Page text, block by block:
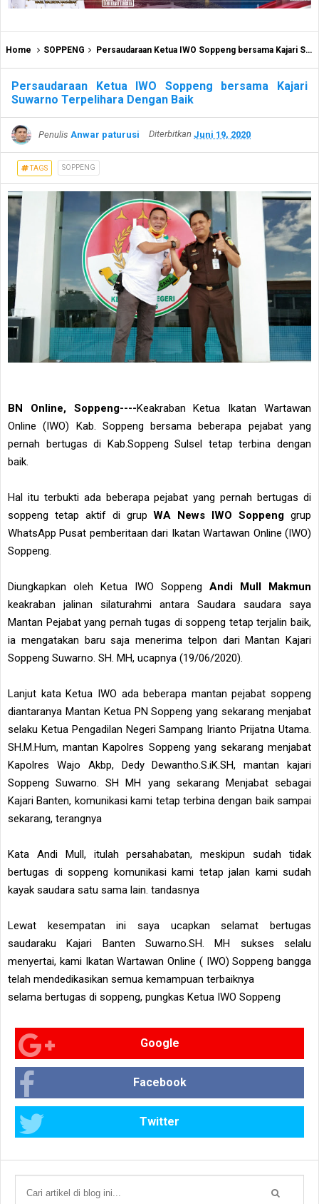
Home SOPPENG Persaudaraan Ketua IWO Soppeng bersama Kajari Suwarno Terpelihara Dengan Baik
Persaudaraan Ketua IWO Soppeng bersama Kajari
Suwarno Terpelihara Dengan Baik
Penulis Anwar paturusi Diterbitkan Juni 19, 2020
TAGS SOPPENG
BN Online, Soppeng----Keakraban Ketua Ikatan Wartawan
Online (IWO) Kab. Soppeng bersama beberapa pejabat yang
pernah bertugas di Kab.Soppeng Sulsel tetap terbina dengan
baik.
Hal itu terbukti ada beberapa pejabat yang pernah bertugas di
soppeng tetap aktif di grup WA News IWO Soppenggrup
WhatsApp Pusat pemberitaan dari Ikatan Wartawan Online (IWO)
Soppeng.
Diungkapkan oleh Ketua IWO Soppeng Andi Mull Makmun
keakraban jalinan silaturahmi antara Saudara saudara saya
Mantan Pejabat yang pernah tugas di soppeng tetap terjalin baik,
ia mengatakan baru saja menerima telpon dari Mantan Kajari
Soppeng Suwarno. SH. MH, ucapnya (19/06/2020).
Lanjut kata Ketua IWO ada beberapa mantan pejabat soppeng
diantaranya Mantan Ketua PN Soppeng yang sekarang menjabat
selaku Ketua Pengadilan Negeri Sampang Irianto Prijatna Utama.
SH.M.Hum, mantan Kapolres Soppeng yang sekarang menjabat
Kapolres Wajo Akbp, Dedy Dewantho.S.iK.SH, mantan kajari
Soppeng Suwarno. SH MH yang sekarang Menjabat sebagai
Kajari Banten, komunikasi kami tetap terbina dengan baik sampai
sekarang, terangnya
Kata Andi Mull, itulah persahabatan, meskipun sudah tidak
bertugas di soppeng komunikasi kami tetap jalan kami sudah
kayak saudara satu sama lain. tandasnya
Lewat kesempatan ini saya ucapkan selamat bertugas
saudaraku Kajari Banten Suwarno.SH. MH sukses selalu
menyertai, kami Ikatan Wartawan Online ( IWO) Soppeng bangga
telah mendedikasikan semua kemampuan terbaiknya
selama bertugas di soppeng, pungkas Ketua IWO Soppeng
Google
Facebook
Twitter